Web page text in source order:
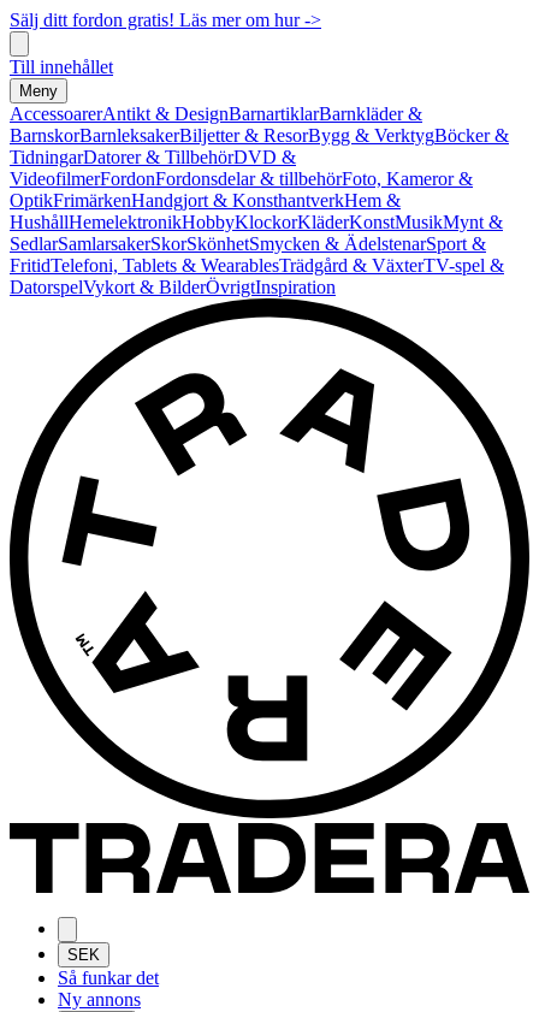
Sälj ditt fordon gratis! Läs mer om hur ->
Till innehållet
Meny
AccessoarerAntikt & DesignBarnartiklarBarnkläder &
BarnskorBarnleksakerBiljetter & ResorBygg & VerktygBöcker &
TidningarDatorer & TillbehörDVD &
VideofilmerFordonFordonsdelar & tillbehörFoto, Kameror &
OptikFrimärkenHandgjort & KonsthantverkHem &
HushållHemelektronikHobbyKlockorKläderKonstMusikMynt &
SedlarSamlarsakerSkorSkönhetSmycken & ÄdelstenarSport &
FritidTelefoni, Tablets & WearablesTrädgård & VäxterTV-spel &
DatorspelVykort & BilderÖvrigtInspiration
SEK
Så funkar det
Ny annons